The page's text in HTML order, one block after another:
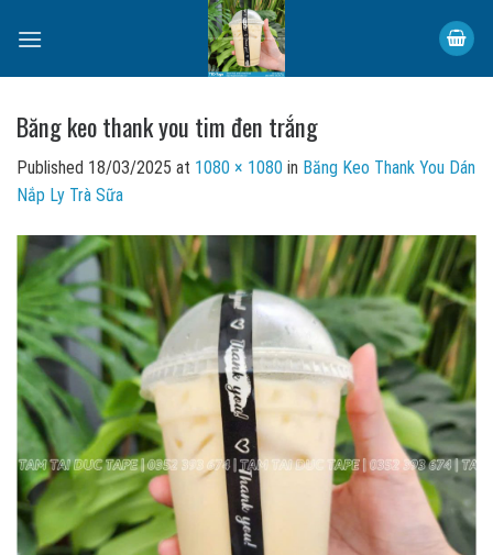
Băng keo thank you tim đen trắng
Published 18/03/2025 at 1080 × 1080 in Băng Keo Thank You Dán
Nắp Ly Trà Sữa